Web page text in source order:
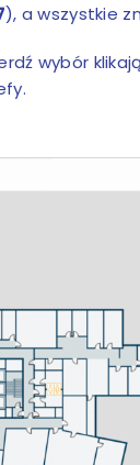
), a wszystkie
wybór